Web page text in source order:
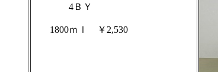
4ＢＹ
1800ｍｌ ￥2,530